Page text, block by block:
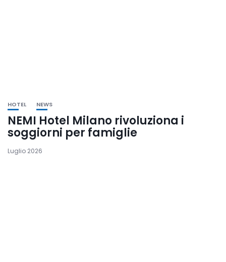
HOTEL NEWS
NEMI Hotel Milano rivoluziona i
soggiorni per famiglie
Luglio 2026